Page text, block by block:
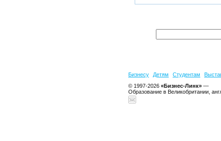
Бизнесу Детям Студентам
© 1997-2026 «Бизнес-Линк» —
Образование в Великобритании,